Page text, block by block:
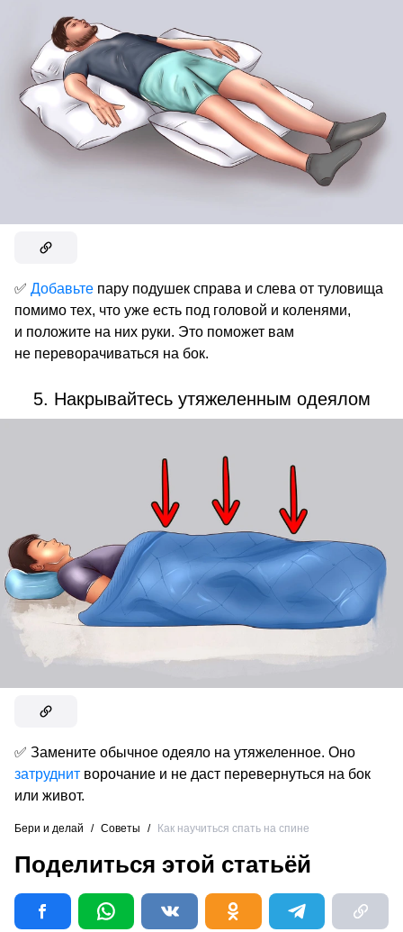
✅ Добавьте пару подушек справа и слева от туловища
помимо тех, что уже есть под головой и коленями,
и положите на них руки. Это поможет вам
не переворачиваться на бок.
5. Накрывайтесь утяжеленным одеялом
✅ Замените обычное одеяло на утяжеленное. Оно
затруднит ворочание и не даст перевернуться на бок
или живот.
Бери и делай / Советы / Как научиться спать на спине
Поделиться этой статьёй